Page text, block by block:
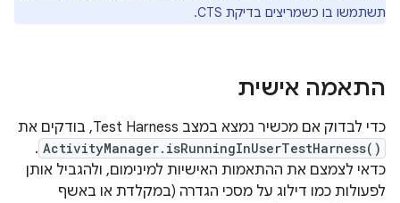
תשתמשו בו כשמריצים בדיקת CTS.
התאמה אישית
כדי לבדוק אם מכשיר נמצא במצב Test Harness, בודקים את
ActivityManager.isRunningInUserTestHarness()
.
כדאי לצמצם את ההתאמות האישיות למינימום, ולהגביל אותן
לפעולות כמו דילוג על מסכי הגדרה (במקלדת או באשף